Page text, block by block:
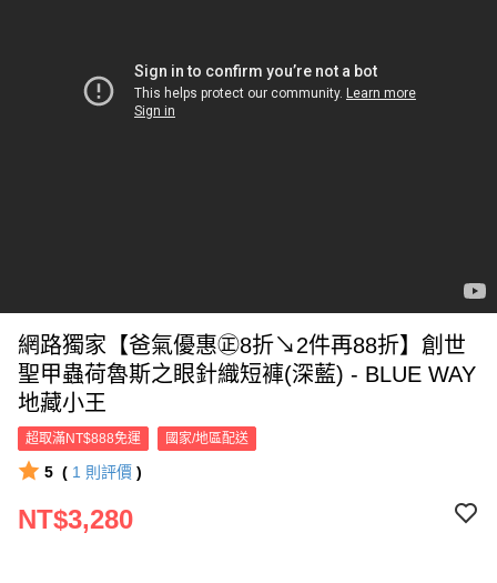
網路獨家【爸氣優惠㊣8折↘2件再88折】創世
聖甲蟲荷魯斯之眼針織短褲(深藍) - BLUE WAY
地藏小王
超取滿NT$888免運 國家/地區配送
5 ( 1 則評價 )
NT$3,280